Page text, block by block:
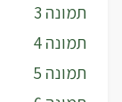
תמונה 3
תמונה 4
תמונה 5